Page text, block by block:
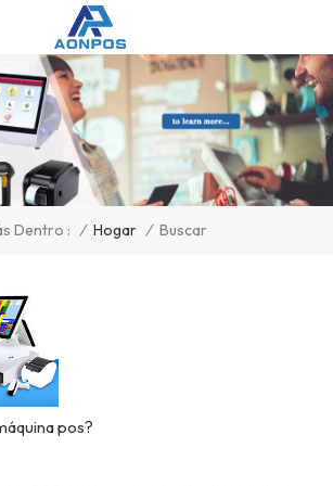
Dentro : / Hogar / Buscar
pos?